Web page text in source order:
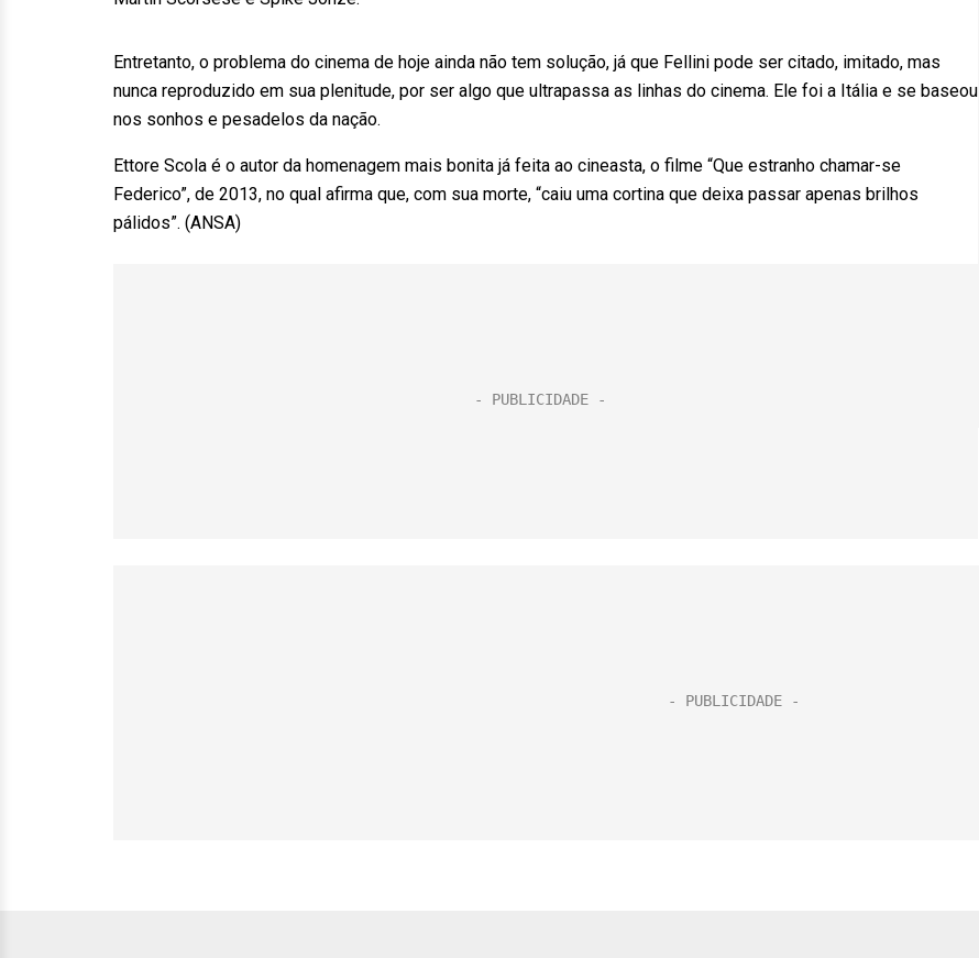
Entretanto, o problema do cinema de hoje ainda não tem solução, já que Fellini pode ser citado, imitado, mas
nunca reproduzido em sua plenitude, por ser algo que ultrapassa as linhas do cinema. Ele foi a Itália e se baseou
nos sonhos e pesadelos da nação.
Ettore Scola é o autor da homenagem mais bonita já feita ao cineasta, o filme “Que estranho chamar-se
Federico”, de 2013, no qual afirma que, com sua morte, “caiu uma cortina que deixa passar apenas brilhos
pálidos”. (ANSA)